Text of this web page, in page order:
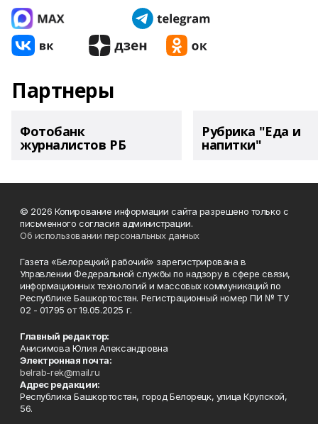
Партнеры
Фотобанк
журналистов РБ
Рубрика "Еда и
напитки"
© 2026 Копирование информации сайта разрешено только с
письменного согласия администрации.
Об использовании персональных данных
Газета «Белорецкий рабочий» зарегистрирована в
Управлении Федеральной службы по надзору в сфере связи,
информационных технологий и массовых коммуникаций по
Республике Башкортостан. Регистрационный номер ПИ № ТУ
02 - 01795 от 19.05.2025 г.
Главный редактор:
Анисимова Юлия Александровна
Электронная почта:
belrab-rek@mail.ru
Адрес редакции:
Республика Башкортостан, город Белорецк, улица Крупской,
56.